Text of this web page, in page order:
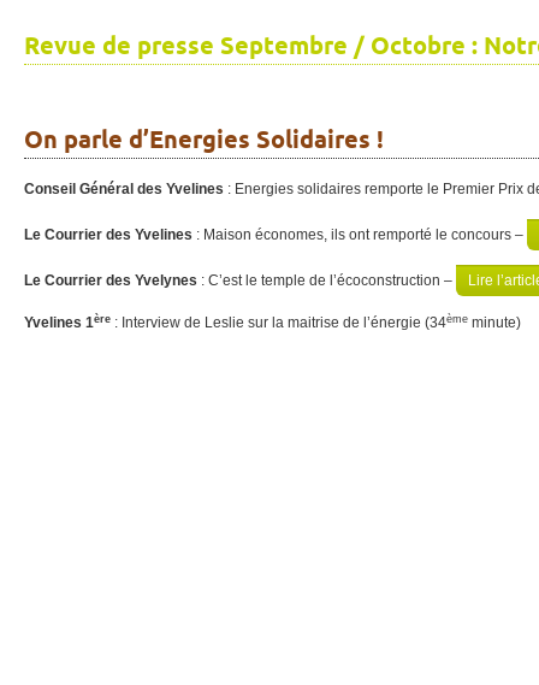
Revue de presse Septembre / Octobre :
On parle d’Energies Solidaires !
Conseil Général des Yvelines : Energies solidaires remporte le Premier Prix
Le Courrier des Yvelines : Maison économes, ils ont remporté le concours –
Le Courrier des Yvelynes : C’est le temple de l’écoconstruction – Lire
Yvelines 1ère : Interview de Leslie sur la maitrise de l’énergie (34ème minute)